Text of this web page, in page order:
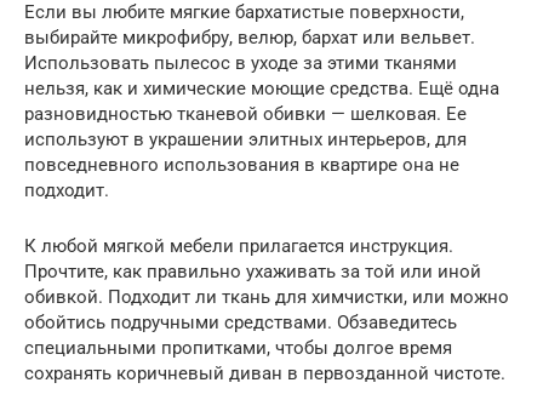
Если вы любите мягкие бархатистые поверхности,
выбирайте микрофибру, велюр, бархат или вельвет.
Использовать пылесос в уходе за этими тканями
нельзя, как и химические моющие средства. Ещё одна
разновидностью тканевой обивки — шелковая. Ее
используют в украшении элитных интерьеров, для
повседневного использования в квартире она не
подходит.
К любой мягкой мебели прилагается инструкция.
Прочтите, как правильно ухаживать за той или иной
обивкой. Подходит ли ткань для химчистки, или можно
обойтись подручными средствами. Обзаведитесь
специальными пропитками, чтобы долгое время
сохранять коричневый диван в первозданной чистоте.